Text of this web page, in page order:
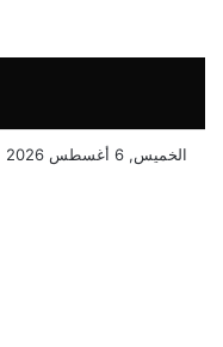
الخميس, 6 أغسطس 2026